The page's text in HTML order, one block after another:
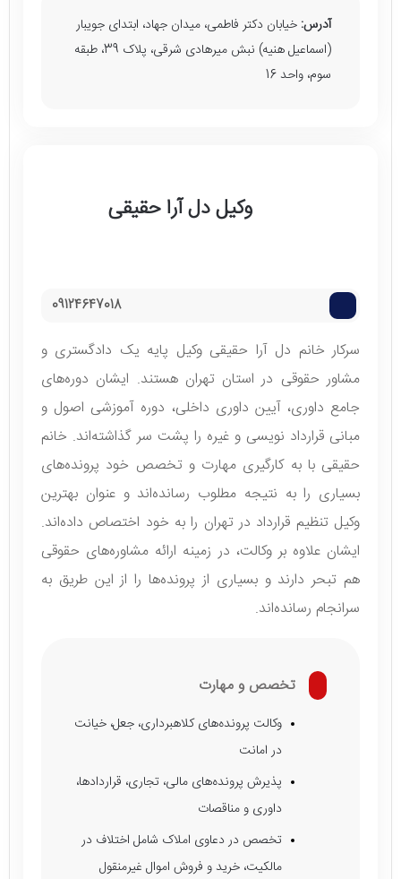
آدرس: خیابان دکتر فاطمی، میدان جهاد، ابتدای جویبار
(اسماعیل هنیه) نبش میرهادی شرقی، پلاک 39، طبقه
سوم، واحد 16
وکیل دل آرا حقیقی
09124647018
سرکار خانم دل آرا حقیقی وکیل پایه یک دادگستری و
مشاور حقوقی در استان تهران هستند. ایشان دوره‌های
جامع داوری، آیین داوری داخلی، دوره آموزشی اصول و
مبانی قرارداد نویسی و غیره را پشت سر گذاشته‌اند. خانم
حقیقی با به کارگیری مهارت و تخصص خود پرونده‌های
بسیاری را به نتیجه مطلوب رسانده‌اند و عنوان بهترین
وکیل تنظیم قرارداد در تهران را به خود اختصاص داده‌اند.
ایشان علاوه بر وکالت، در زمینه ارائه مشاوره‌های حقوقی
هم تبحر دارند و بسیاری از پرونده‌ها را از این طریق به
سرانجام رسانده‌اند.
تخصص و مهارت
وکالت پرونده‌های کلاهبرداری، جعل، خیانت
در امانت
پذیرش پرونده‌های مالی، تجاری، قراردادها،
داوری و مناقصات
تخصص در دعاوی املاک شامل اختلاف در
مالکیت، خرید و فروش اموال غیرمنقول